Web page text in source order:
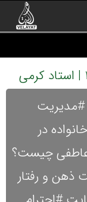
#مدیریت
در
چیست؟
ذهن و رفتار